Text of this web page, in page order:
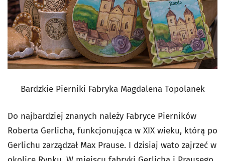
Bardzkie Pierniki Fabryka Magdalena Topolanek
Do najbardziej znanych należy Fabryce Pierników
Roberta Gerlicha, funkcjonująca w XIX wieku, którą po
Gerlichu zarządzał Max Prause. I dzisiaj wato zajrzeć w